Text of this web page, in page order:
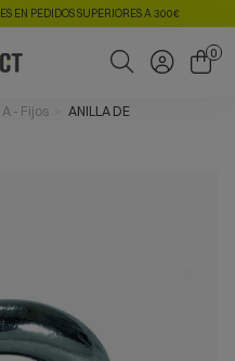
EN PEDIDOS SUPERIORES A 300€
0
- Fijos
ANILLA DE